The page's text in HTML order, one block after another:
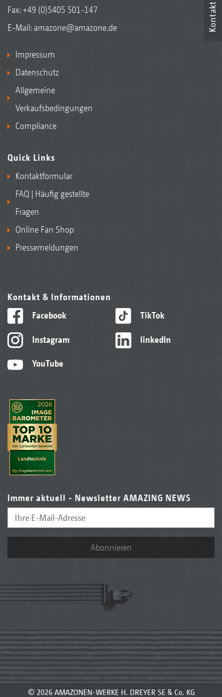
Fax: +49 (0)5405 501-147
E-Mail: amazone@amazone.de
Impressum
Datenschutz
Allgemeine
Verkaufsbedingungen
Compliance
Quick Links
Kontaktformular
FAQ | Häufig gestellte
Fragen
Online Fan Shop
Pressemeldungen
Kontakt & Informationen
Facebook
Instagram
YouTube
TikTok
linkedIn
Immer aktuell - Newsletter AMAZING NEWS
Abonnieren
© 2026 AMAZONEN-WERKE H. DREYER SE & Co. KG
Kontakt